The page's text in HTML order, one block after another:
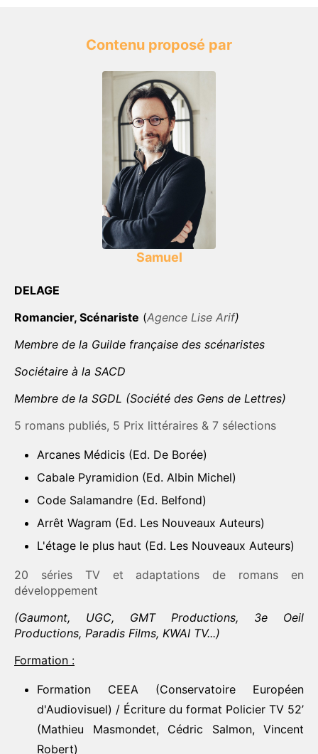
Contenu proposé par
Samuel
DELAGE
Romancier, Scénariste (Agence Lise Arif)
Membre de la Guilde française des scénaristes
Sociétaire à la SACD
Membre de la SGDL (Société des Gens de Lettres)
5 romans publiés, 5 Prix littéraires & 7 sélections
Arcanes Médicis (Ed. De Borée)
Cabale Pyramidion (Ed. Albin Michel)
Code Salamandre (Ed. Belfond)
Arrêt Wagram (Ed. Les Nouveaux Auteurs)
L'étage le plus haut (Ed. Les Nouveaux Auteurs)
20 séries TV et adaptations de romans en
développement
(Gaumont, UGC, GMT Productions, 3e Oeil
Productions, Paradis Films, KWAI TV...)
Formation :
Formation CEEA (Conservatoire Européen
d'Audiovisuel) / Écriture du format Policier TV 52’
(Mathieu Masmondet, Cédric Salmon, Vincent
Robert)